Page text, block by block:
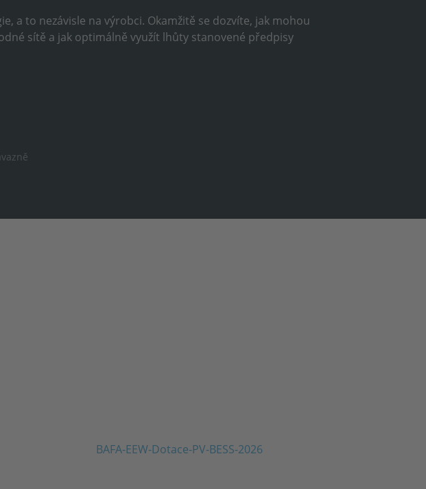
a to nezávisle na výrobci. Okamžitě se dozvíte, jak mohou
sítě a jak optimálně využít lhůty stanovené předpisy